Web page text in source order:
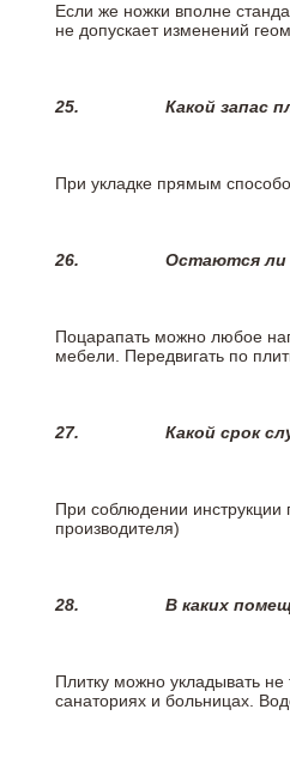
Если же ножки вполне
не допускает изменений
25. Какой запас
При укладке прямым
26. Остаются ли
Поцарапать можно любое
мебели. Передвигать по
27. Какой срок
При соблюдении инструкции
производителя)
28. В каких
Плитку можно укладывать
санаториях и больницах.